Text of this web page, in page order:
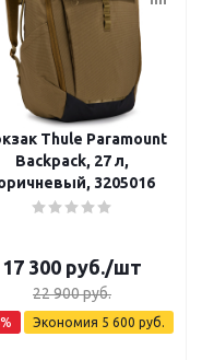
Thule Paramount
Backpack, 27 л,
3205016
17 300 руб./шт
22 900руб.
% Экономия 5 600 руб.